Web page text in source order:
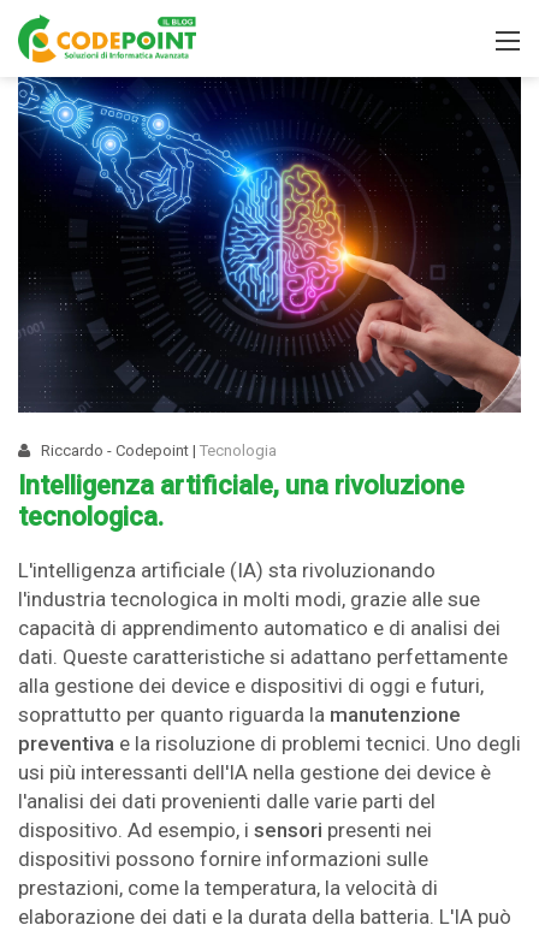
Riccardo - Codepoint | Tecnologia
Intelligenza artificiale, una rivoluzione
tecnologica.
L'intelligenza artificiale (IA) sta rivoluzionando
l'industria tecnologica in molti modi, grazie alle sue
capacità di apprendimento automatico e di analisi dei
dati. Queste caratteristiche si adattano perfettamente
alla gestione dei device e dispositivi di oggi e futuri,
soprattutto per quanto riguarda la manutenzione
preventiva e la risoluzione di problemi tecnici. Uno degli
usi più interessanti dell'IA nella gestione dei device è
l'analisi dei dati provenienti dalle varie parti del
dispositivo. Ad esempio, i sensori presenti nei
dispositivi possono fornire informazioni sulle
prestazioni, come la temperatura, la velocità di
elaborazione dei dati e la durata della batteria. L'IA può